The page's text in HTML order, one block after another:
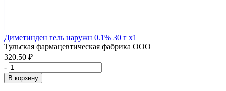
Диметинден гель наружн 0.1% 30 г x1
Тульская фармацевтическая фабрика ООО
320.50 ₽
-
+
В корзину